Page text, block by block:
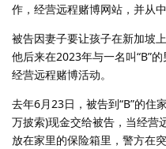
作，经营远程赌博网站，并从中
被告因妻子要让孩子在新加坡
他后来在2023年与一名叫“B”
经营远程赌博活动。
去年6月23日，被告到“B”的住
万披索)现金交给被告，当经营
放在家里的保险箱里，警方在